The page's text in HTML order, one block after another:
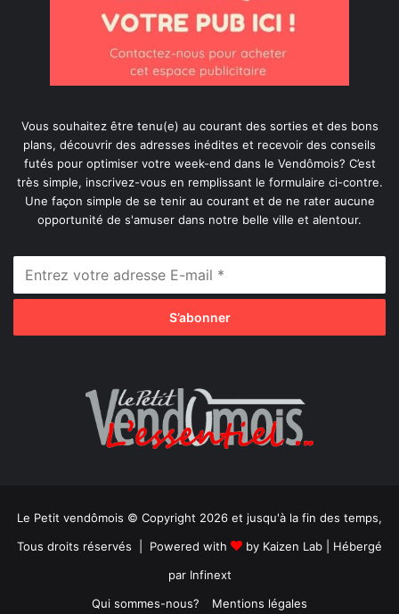
Vous souhaitez être tenu(e) au courant des sorties et des bons
plans, découvrir des adresses inédites et recevoir des conseils
futés pour optimiser votre week-end dans le Vendômois? C’est
très simple, inscrivez-vous en remplissant le formulaire ci-contre.
Une façon simple de se tenir au courant et de ne rater aucune
opportunité de s'amuser dans notre belle ville et alentour.
Le Petit vendômois © Copyright 2026 et jusqu'à la fin des temps,
Tous droits réservés | Powered with
by Kaizen Lab | Hébergé
par Infinext
Qui sommes-nous?
Mentions légales